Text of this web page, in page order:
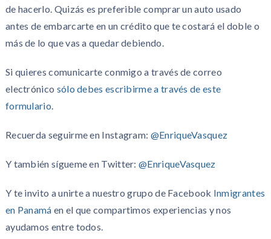
de hacerlo. Quizás es preferible comprar un auto usado
antes de embarcarte en un crédito que te costará el doble o
más de lo que vas a quedar debiendo.
Si quieres comunicarte conmigo a través de correo
electrónico sólo debes escribirme a través de este
formulario.
Recuerda seguirme en Instagram: @EnriqueVasquez
Y también sígueme en Twitter:@EnriqueVasquez
Y te invito a unirte a nuestro grupo de Facebook Inmigrantes
en Panamá en el que compartimos experiencias y nos
ayudamos entre todos.